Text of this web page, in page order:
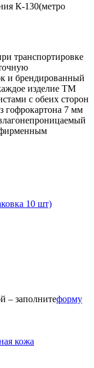
К-130(метро
транспортировке
и брендированный
изделие ТМ
с обеих сторон
гофрокартона 7 мм
фирменным
10 шт)
– заполнитеформу
кожа